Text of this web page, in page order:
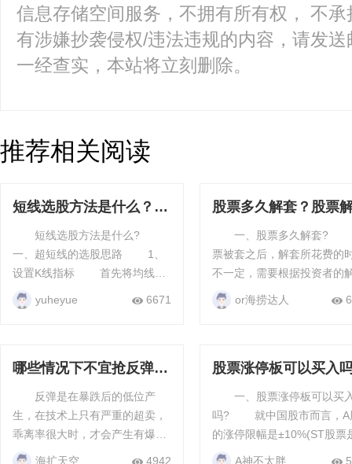
信息存储空间服务，不拥有所有权， 不
有涉嫌抄袭侵权/违法违规的内容，请发
一经查实，本站将立刻删除。
推荐相关阅读
短线选股方法是什么？超
短线选股思路
短线选股方法是什么?
一、超短线的选股思路 1、
设置K线指标 首先将均线指
标设为5日、24日、72日、200
日，然后将量线指标设为5日、
yuheyue 6671
股票多久解套？股票
有哪些方法
一、股票多久解套? 股
票被套之后，解套所花费的
不一定，需要根据投资者的
策略、市场行情、个股情况
虑。 在牛市中，大盘处于上
or海捞达人
哪些情况下不宜抢反弹？
抢反弹的注意事项
反弹是在暴跌后的低位产
生，在技术上只有严重的超卖，
乖离率很大时，才会产生有爆发
力的反弹，没有跌透的反弹则是
海扩天空 4942
股票涨停板可以买入
涨停板股票买入技巧
些
一、股票涨停板可以买
吗? 就中国股市而言，A股
的涨停限幅是±10%(ST股票
±5%)。股票涨停后，是代表
A神不太胖